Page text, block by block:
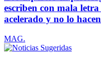
escriben con mala
acelerado y no lo
MAG.